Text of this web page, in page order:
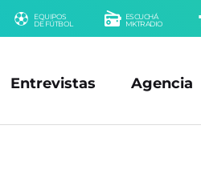
EQUIPOS
DE FÚTBOL
ESCUCHÁ
MKTRADIO
Entrevistas Agencia